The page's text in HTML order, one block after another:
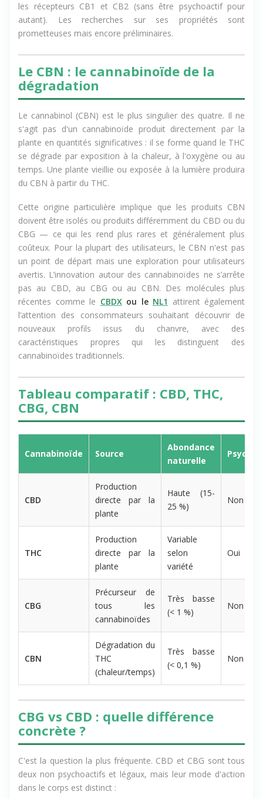
différemment du CBD — il a une affinité plus directe pour
les récepteurs CB1 et CB2 (sans être psychoactif pour
autant). Les recherches sur ses propriétés sont
Le CBN : le cannabinoïde de la
dégradation
Le cannabinol (CBN) est le plus singulier des quatre. Il ne
s'agit pas d'un cannabinoïde produit directement par la
plante en quantités significatives : il se forme quand le THC
se dégrade par exposition à la chaleur, à l'oxygène ou au
temps. Une plante vieillie ou exposée à la lumière produira
Cette origine particulière implique que les produits CBN
doivent être isolés ou produits différemment du CBD ou du
CBG — ce qui les rend plus rares et généralement plus
coûteux. Pour la plupart des utilisateurs, le CBN n'est pas
un point de départ mais une exploration pour utilisateurs
avertis. L’innovation autour des cannabinoïdes ne s’arrête
pas au CBD, au CBG ou au CBN. Des molécules plus
récentes comme leCBDXou leNL1attirent également
l’attention des consommateurs souhaitant découvrir de
nouveaux profils issus du chanvre, avec des
caractéristiques propres qui les distinguent des
Tableau comparatif : CBD, THC,
CBG, CBN
Abondance
naturelle
Production
directe par la
plante
Haute (15-
Production
directe par la
plante
Variable
selon
variété
Précurseur de
tous les
cannabinoïdes
Très basse
Dégradation du
THC
(chaleur/temps)
Très basse
CBG vs CBD : quelle différence
concrète ?
C'est la question la plus fréquente. CBD et CBG sont tous
deux non psychoactifs et légaux, mais leur mode d'action